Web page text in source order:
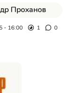
Проханов
- 16:00 1 0